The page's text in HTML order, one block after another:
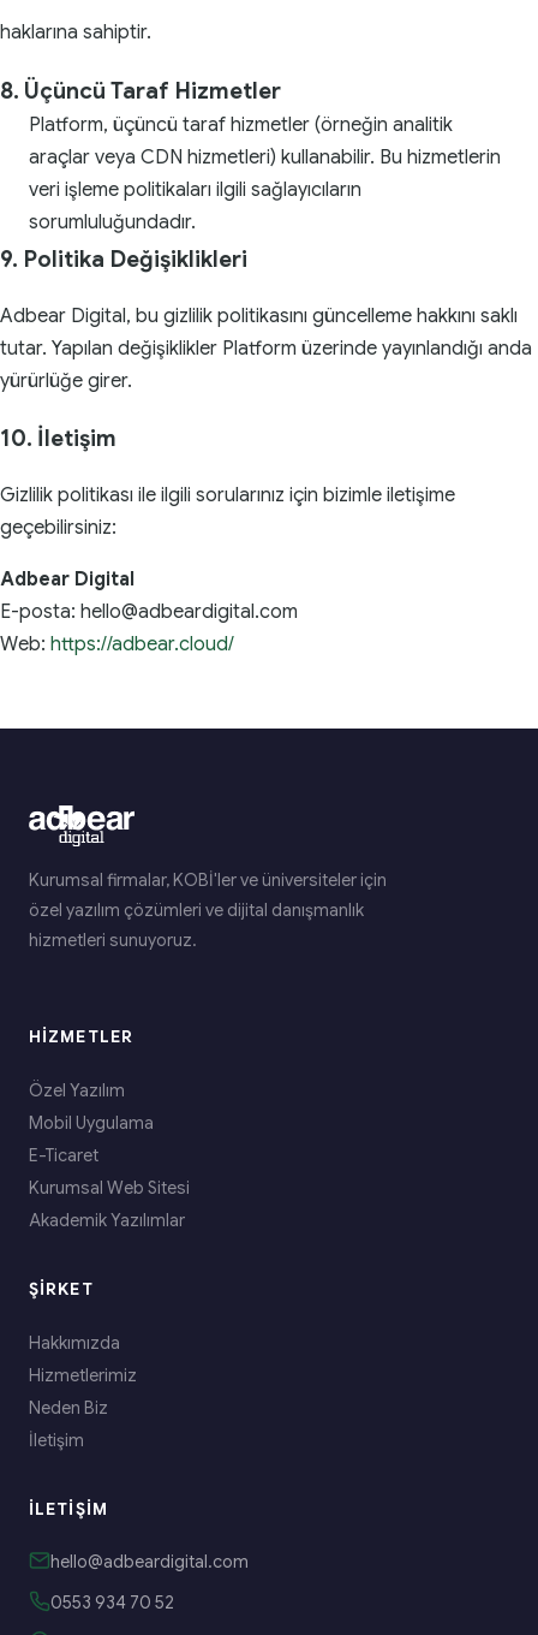
haklarına sahiptir.
8. Üçüncü Taraf Hizmetler
Platform, üçüncü taraf hizmetler (örneğin analitik
araçlar veya CDN hizmetleri) kullanabilir. Bu hizmetlerin
veri işleme politikaları ilgili sağlayıcıların
sorumluluğundadır.
9. Politika Değişiklikleri
Adbear Digital, bu gizlilik politikasını güncelleme hakkını saklı
tutar. Yapılan değişiklikler Platform üzerinde yayınlandığı anda
yürürlüğe girer.
10. İletişim
Gizlilik politikası ile ilgili sorularınız için bizimle iletişime
geçebilirsiniz:
Adbear Digital
E-posta: hello@adbeardigital.com
Web: https://adbear.cloud/
Kurumsal firmalar, KOBİ'ler ve üniversiteler için
özel yazılım çözümleri ve dijital danışmanlık
hizmetleri sunuyoruz.
HIZMETLER
Özel Yazılım
Mobil Uygulama
E-Ticaret
Kurumsal Web Sitesi
Akademik Yazılımlar
ŞIRKET
Hakkımızda
Hizmetlerimiz
Neden Biz
İletişim
İLETIŞIM
hello@adbeardigital.com
0553 934 70 52